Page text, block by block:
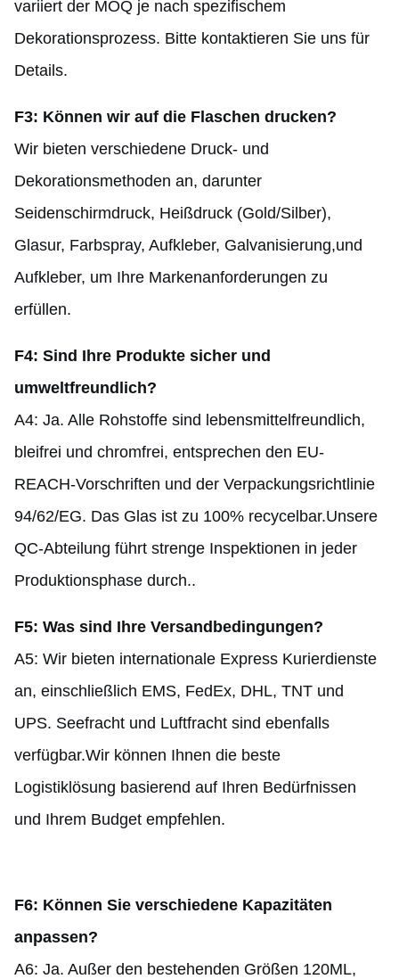
variiert der MOQ je nach spezifischem
Dekorationsprozess. Bitte kontaktieren Sie uns für
Details.
F3: Können wir auf die Flaschen drucken?
Wir bieten verschiedene Druck- und
Dekorationsmethoden an, darunter
Seidenschirmdruck, Heißdruck (Gold/Silber),
Glasur, Farbspray, Aufkleber, Galvanisierung,und
Aufkleber, um Ihre Markenanforderungen zu
erfüllen.
F4: Sind Ihre Produkte sicher und
umweltfreundlich?
A4: Ja. Alle Rohstoffe sind lebensmittelfreundlich,
bleifrei und chromfrei, entsprechen den EU-
REACH-Vorschriften und der Verpackungsrichtlinie
94/62/EG. Das Glas ist zu 100% recycelbar.Unsere
QC-Abteilung führt strenge Inspektionen in jeder
Produktionsphase durch..
F5: Was sind Ihre Versandbedingungen?
A5: Wir bieten internationale Express Kurierdienste
an, einschließlich EMS, FedEx, DHL, TNT und
UPS. Seefracht und Luftfracht sind ebenfalls
verfügbar.Wir können Ihnen die beste
Logistiklösung basierend auf Ihren Bedürfnissen
und Ihrem Budget empfehlen.
F6: Können Sie verschiedene Kapazitäten
anpassen?
A6: Ja. Außer den bestehenden Größen 120ML,